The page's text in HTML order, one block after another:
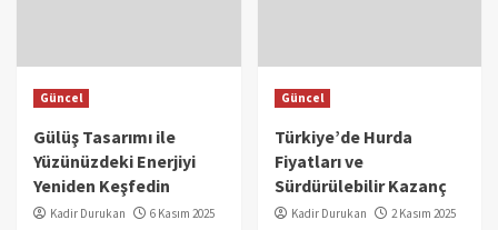
Güncel
Gülüş Tasarımı ile
Yüzünüzdeki Enerjiyi
Yeniden Keşfedin
Kadir Durukan 6 Kasım 2025
Güncel
Türkiye’de Hurda
Fiyatları ve
Sürdürülebilir Kazanç
Kadir Durukan 2 Kasım 2025